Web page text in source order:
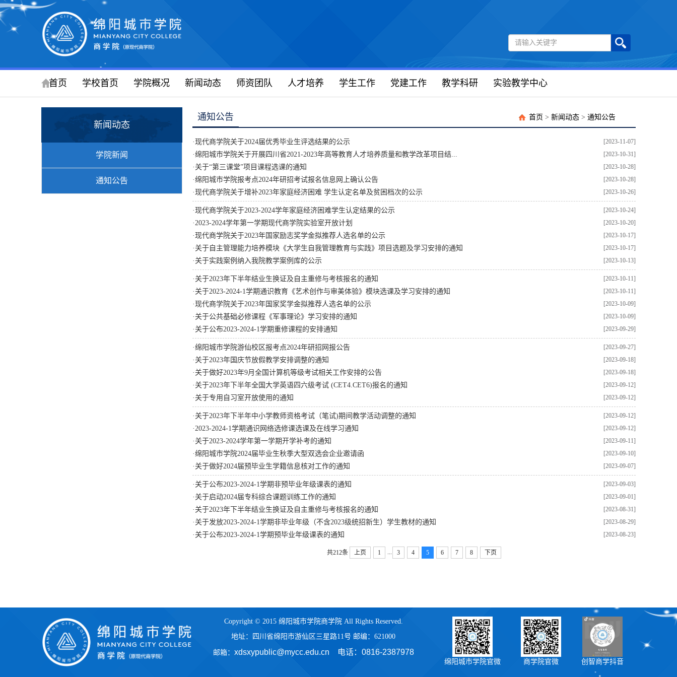
首页 学校首页 学院概况 新闻动态 师资团队 人才培养 学生工作 党建工作 教学科研 实验教学中心
新闻动态
学院新闻
通知公告
通知公告 首页 > 新闻动态 > 通知公告
[2023-11-07]
·现代商学院关于2024届优秀毕业生评选结果的公示
[2023-10-31]
·绵阳城市学院关于开展四川省2021-2023年高等教育人才培养质量和教学改革项目结...
[2023-10-28]
· 关于“第三课堂”项目课程选课的通知
[2023-10-28]
·绵阳城市学院报考点2024年研招考试报名信息网上确认公告
[2023-10-26]
·现代商学院关于增补2023年家庭经济困难 学生认定名单及贫困档次的公示
[2023-10-24]
·现代商学院关于2023-2024学年家庭经济困难学生认定结果的公示
[2023-10-20]
·2023-2024学年第一学期现代商学院实验室开放计划
[2023-10-17]
·现代商学院关于2023年国家励志奖学金拟推荐人选名单的公示
[2023-10-17]
· 关于自主管理能力培养模块《大学生自我管理教育与实践》项目选题及学习安排的通知
[2023-10-13]
· 关于实践案例纳入我院教学案例库的公示
[2023-10-11]
· 关于2023年下半年结业生换证及自主重修与考核报名的通知
[2023-10-11]
· 关于2023-2024-1学期通识教育《艺术创作与审美体验》模块选课及学习安排的通知
[2023-10-09]
·现代商学院关于2023年国家奖学金拟推荐人选名单的公示
[2023-10-09]
· 关于公共基础必修课程《军事理论》学习安排的通知
[2023-09-29]
· 关于公布2023-2024-1学期重修课程的安排通知
[2023-09-27]
·绵阳城市学院游仙校区报考点2024年研招网报公告
[2023-09-18]
· 关于2023年国庆节放假教学安排调整的通知
[2023-09-18]
· 关于做好2023年9月全国计算机等级考试相关工作安排的公告
[2023-09-12]
· 关于2023年下半年全国大学英语四六级考试 (CET4.CET6)报名的通知
[2023-09-12]
· 关于专用自习室开放使用的通知
[2023-09-12]
· 关于2023年下半年中小学教师资格考试（笔试)期间教学活动调整的通知
[2023-09-12]
·2023-2024-1学期通识网络选修课选课及在线学习通知
[2023-09-11]
· 关于2023-2024学年第一学期开学补考的通知
[2023-09-10]
·绵阳城市学院2024届毕业生秋季大型双选会企业邀请函
[2023-09-07]
· 关于做好2024届预毕业生学籍信息核对工作的通知
[2023-09-03]
· 关于公布2023-2024-1学期非预毕业年级课表的通知
[2023-09-01]
· 关于启动2024届专科综合课题训练工作的通知
[2023-08-31]
· 关于2023年下半年结业生换证及自主重修与考核报名的通知
[2023-08-29]
· 关于发放2023-2024-1学期非毕业年级（不含2023级统招新生）学生教材的通知
[2023-08-23]
· 关于公布2023-2024-1学期预毕业年级课表的通知
共212条 上页 1 ... 3 4 5 6 7 8 下页
Copyright © 2015 绵阳城市学院商学院 All Rights Reserved.
地址：四川省绵阳市游仙区三星路11号 邮编：621000
邮箱： xdsxypublic@mycc.edu.cn 电话： 0816-2387978
绵阳城市学院官微 商学院官微 创智商学抖音